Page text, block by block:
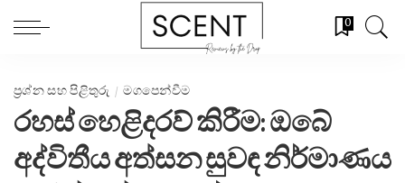
0
ප්‍රශ්න සහ පිළිතුරු මගපෙන්වීම
රහස් හෙළිදරව් කිරීම: ඔබේ
අද්විතීය අත්සන සුවඳ නිර්මාණය